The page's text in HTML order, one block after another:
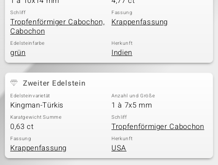
Schliff
Tropfenförmiger Cabochon,
Cabochon
Fassung
Krappenfassung
Edelsteinfarbe
grün
Herkunft
Indien
Zweiter Edelstein
Edelsteinvarietät
Kingman-Türkis
Anzahl und Größe
1 à 7x5 mm
Karatgewicht Summe
0,63 ct
Schliff
Tropfenförmiger Cabochon
Fassung
Krappenfassung
Herkunft
USA